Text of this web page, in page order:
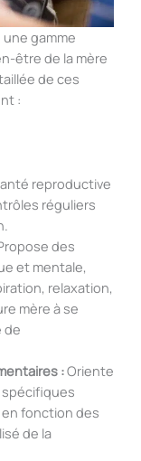
gamme
être de la mère
de ces
:
reproductive
réguliers
des
et mentale,
relaxation,
mère à se
de
:Oriente
fonction des
de la